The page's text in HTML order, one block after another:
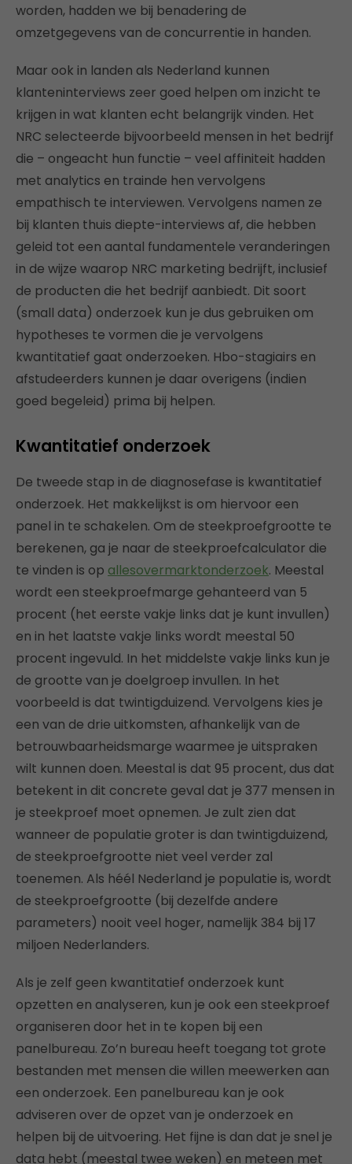
worden, hadden we bij benadering de
omzetgegevens van de concurrentie in handen.
Maar ook in landen als Nederland kunnen
klanteninterviews zeer goed helpen om inzicht te
krijgen in wat klanten echt belangrijk vinden. Het
NRC selecteerde bijvoorbeeld mensen in het bedrijf
die – ongeacht hun functie – veel affiniteit hadden
met analytics en trainde hen vervolgens
empathisch te interviewen. Vervolgens namen ze
bij klanten thuis diepte-interviews af, die hebben
geleid tot een aantal fundamentele veranderingen
in de wijze waarop NRC marketing bedrijft, inclusief
de producten die het bedrijf aanbiedt. Dit soort
(small data) onderzoek kun je dus gebruiken om
hypotheses te vormen die je vervolgens
kwantitatief gaat onderzoeken. Hbo-stagiairs en
afstudeerders kunnen je daar overigens (indien
goed begeleid) prima bij helpen.
Kwantitatief onderzoek
De tweede stap in de diagnosefase is kwantitatief
onderzoek. Het makkelijkst is om hiervoor een
panel in te schakelen. Om de steekproefgrootte te
berekenen, ga je naar de steekproefcalculator die
te vinden is op allesovermarktonderzoek. Meestal
wordt een steekproefmarge gehanteerd van 5
procent (het eerste vakje links dat je kunt invullen)
en in het laatste vakje links wordt meestal 50
procent ingevuld. In het middelste vakje links kun je
de grootte van je doelgroep invullen. In het
voorbeeld is dat twintigduizend. Vervolgens kies je
een van de drie uitkomsten, afhankelijk van de
betrouwbaarheidsmarge waarmee je uitspraken
wilt kunnen doen. Meestal is dat 95 procent, dus dat
betekent in dit concrete geval dat je 377 mensen in
je steekproef moet opnemen. Je zult zien dat
wanneer de populatie groter is dan twintigduizend,
de steekproefgrootte niet veel verder zal
toenemen. Als héél Nederland je populatie is, wordt
de steekproefgrootte (bij dezelfde andere
parameters) nooit veel hoger, namelijk 384 bij 17
miljoen Nederlanders.
Als je zelf geen kwantitatief onderzoek kunt
opzetten en analyseren, kun je ook een steekproef
organiseren door het in te kopen bij een
panelbureau. Zo’n bureau heeft toegang tot grote
bestanden met mensen die willen meewerken aan
een onderzoek. Een panelbureau kan je ook
adviseren over de opzet van je onderzoek en
helpen bij de uitvoering. Het fijne is dan dat je snel je
data hebt (meestal twee weken) en meteen met